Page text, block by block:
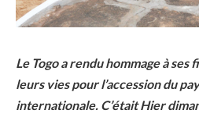
Le Togo a rendu hommage à
leurs vies pour l’accession du
internationale. C’était Hier